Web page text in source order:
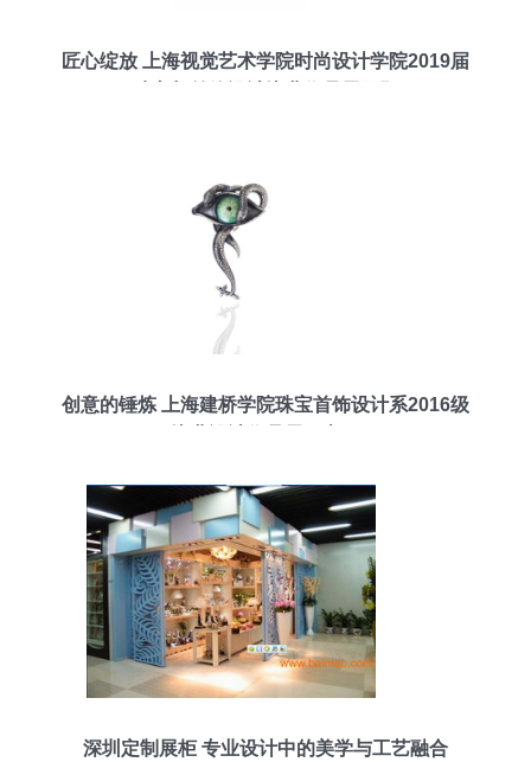
匠心绽放 上海视觉艺术学院时尚设计学院2019届
创意的锤炼 上海建桥学院珠宝首饰设计系2016级
深圳定制展柜 专业设计中的美学与工艺融合